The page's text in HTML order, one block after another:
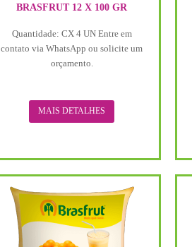
BRASFRUT 12 X 100 GR
Quantidade: CX 4 UN Entre em
contato via WhatsApp ou solicite um
orçamento.
MAIS DETALHES